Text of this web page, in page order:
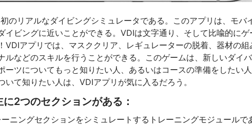
リアルなダイビングシミュレータである。このアプリは、モバ
イビングに近いことができる。VDIは文字通り、そして比喩的にゲ
VDIアプリでは、マスククリア、レギュレーターの脱着、器材の組
ルなどのスキルを行うことができる。このゲームは、新しいダイ
ーツについてもっと知りたい人、あるいはコースの準備をしたい
て知りたい人は、VDIアプリが気に入るだろう。
2つのセクションがある：
ニングセクションをシミュレートするトレーニングモジュールで